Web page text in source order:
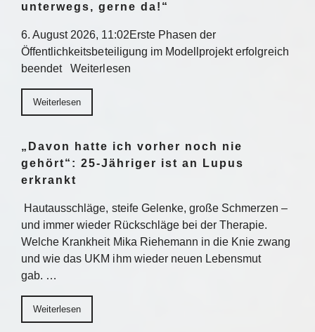
unterwegs, gerne da!“
6. August 2026, 11:02Erste Phasen der
Öffentlichkeitsbeteiligung im Modellprojekt erfolgreich
beendet Weiterlesen
Weiterlesen
„Davon hatte ich vorher noch nie
gehört“: 25-Jähriger ist an Lupus
erkrankt
Hautausschläge, steife Gelenke, große Schmerzen –
und immer wieder Rückschläge bei der Therapie.
Welche Krankheit Mika Riehemann in die Knie zwang
und wie das UKM ihm wieder neuen Lebensmut
gab. …
Weiterlesen